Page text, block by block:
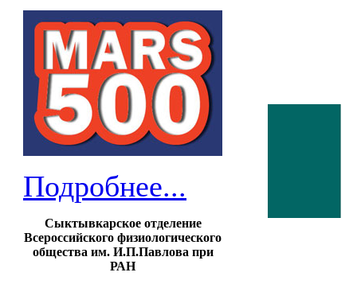
Подробнее...
Сыктывкарское отделение
Всероссийского физиологического
общества им. И.П.Павлова при
РАН